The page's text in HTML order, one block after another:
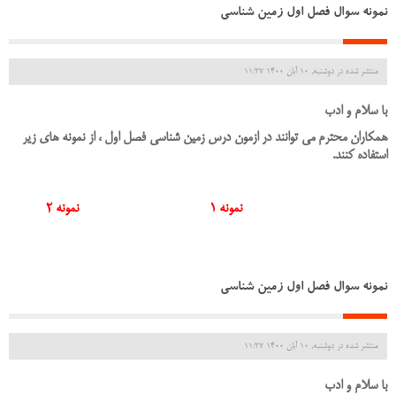
نمونه سوال فصل اول زمین شناسی
منتشر شده در دوشنبه, 10 آبان 1400 11:27
با سلام و ادب
همکاران محترم می توانند در ازمون درس زمین شناسی فصل اول ، از نمونه های زیر
استفاده کنند.
نمونه 1 نمونه 2
نمونه سوال فصل اول زمین شناسی
منتشر شده در دوشنبه, 10 آبان 1400 11:27
با سلام و ادب